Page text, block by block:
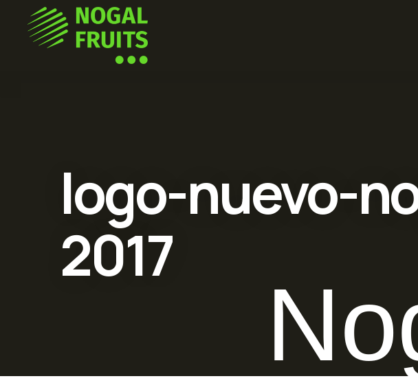
logo-nuevo-
2017